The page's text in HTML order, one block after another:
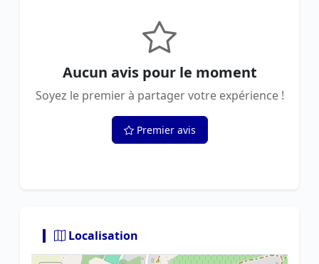
Aucun avis pour le moment
Soyez le premier à partager votre expérience !
Premier avis
Localisation